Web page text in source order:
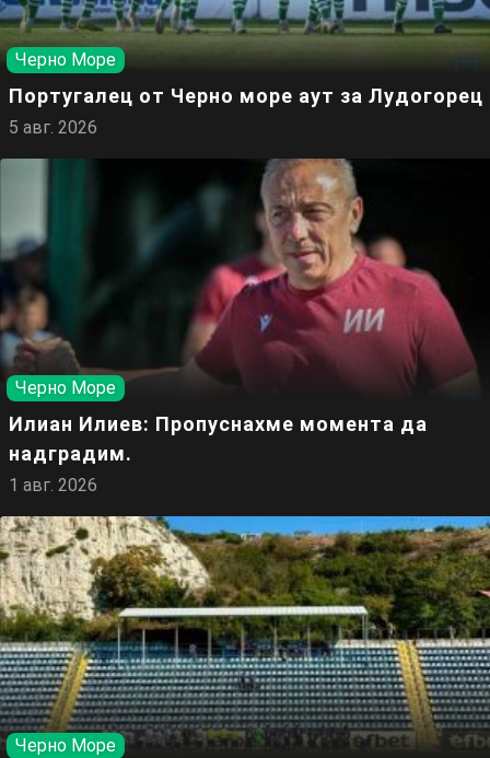
Черно Море
Португалец от Черно море аут за Лудогорец
5 авг. 2026
Черно Море
Илиан Илиев: Пропуснахме момента да
надградим.
1 авг. 2026
Черно Море